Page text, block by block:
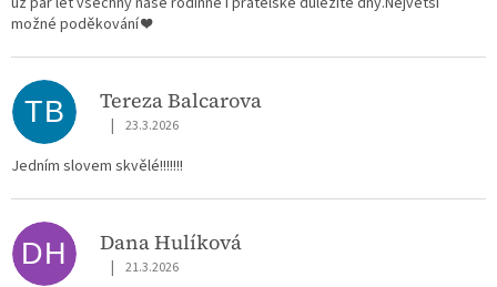
možné poděkování ❤️
TB Tereza Balcarova
Hodnocení obchodu je 5 z 5 hvězdiček.
| 23.3.2026
Jedním slovem skvělé!!!!!!!
DH Dana Hulíková
Hodnocení obchodu je 5 z 5 hvězdiček.
| 21.3.2026